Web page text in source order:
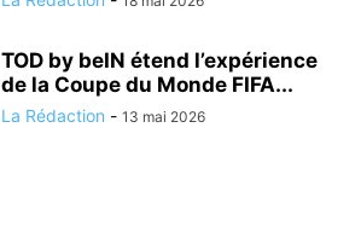
TOD by beIN étend l’expérience
de la Coupe du Monde FIFA...
La Rédaction - 13 mai 2026